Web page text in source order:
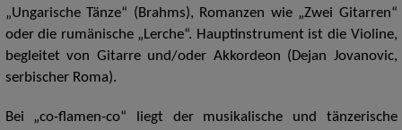
„Ungarische Tänze“ (Brahms), Romanzen wie „Zwei Gitarren“
oder die rumänische „Lerche“. Hauptinstrument ist die Violine,
begleitet von Gitarre und/oder Akkordeon (Dejan Jovanovic,
serbischer Roma).
Bei „co-flamen-co“ liegt der musikalische und tänzerische